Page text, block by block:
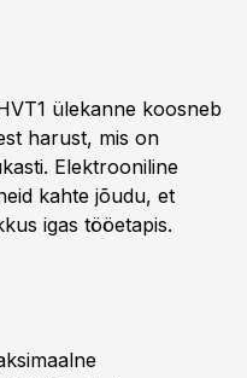
ülekanne koosneb
harust, mis on
Elektrooniline
kahte jõudu, et
igas tööetapis.